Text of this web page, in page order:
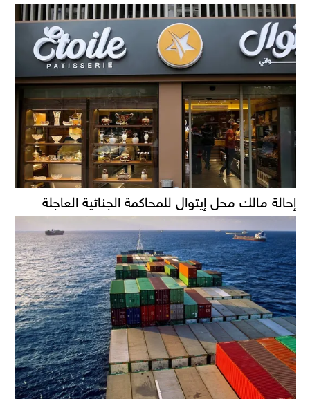
إحالة مالك محل إيتوال للمحاكمة الجنائية العاجلة